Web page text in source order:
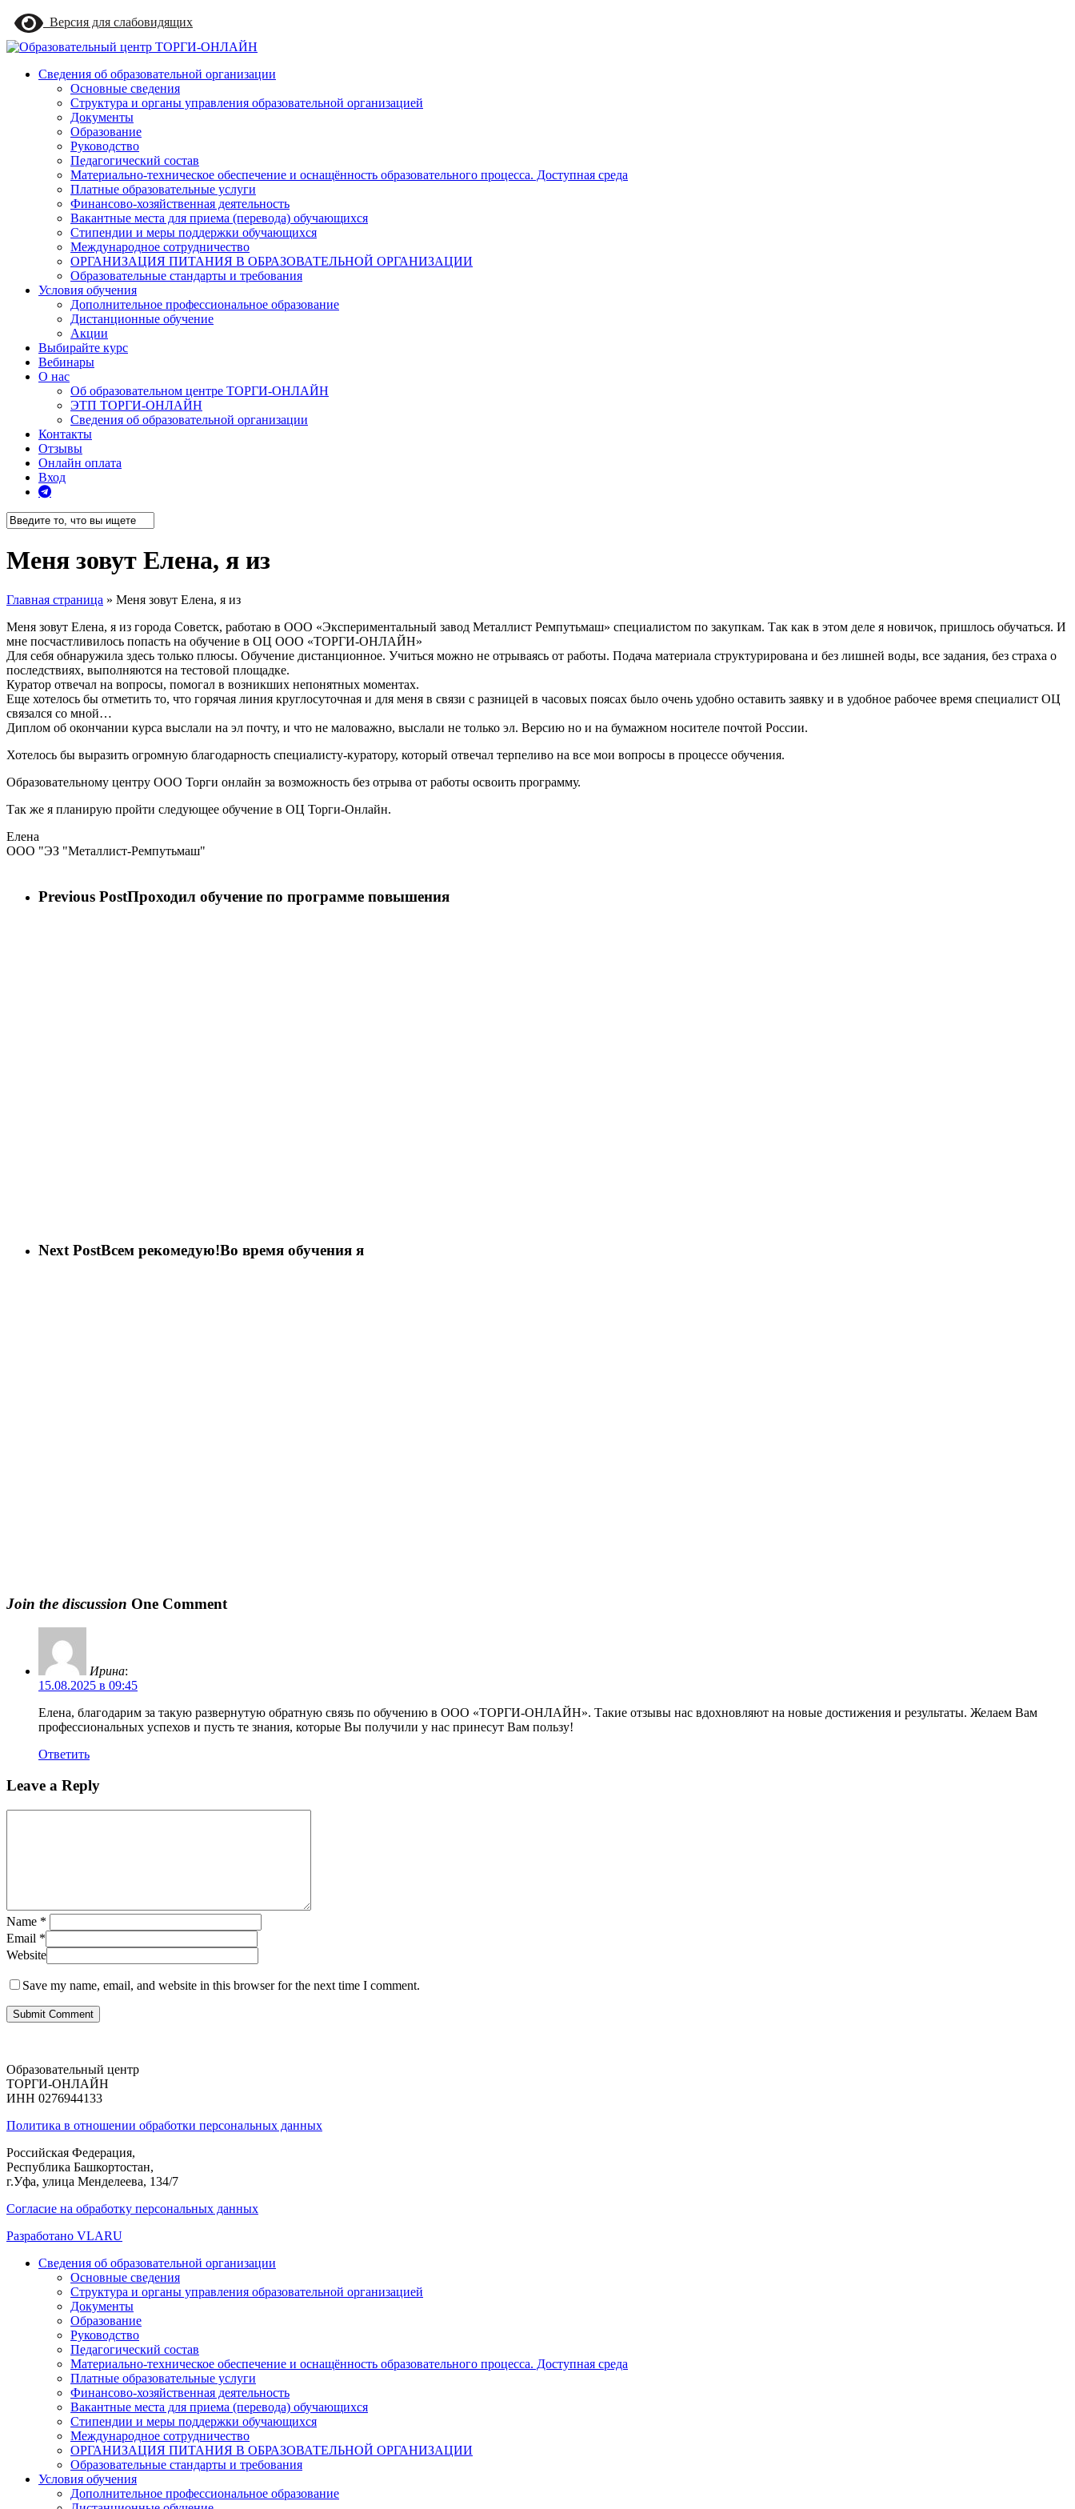
Версия для слабовидящих
main
content
Menu
Сведения об образовательной организации
Основные сведения
Структура и органы управления образовательной организацией
Документы
Образование
Руководство
Педагогический состав
Материально-техническое обеспечение и оснащённость образовательного процесса. Доступная среда
Платные образовательные услуги
Финансово-хозяйственная деятельность
Вакантные места для приема (перевода) обучающихся
Стипендии и меры поддержки обучающихся
Международное сотрудничество
ОРГАНИЗАЦИЯ ПИТАНИЯ В ОБРАЗОВАТЕЛЬНОЙ ОРГАНИЗАЦИИ
Образовательные стандарты и требования
Условия обучения
Дополнительное профессиональное образование
Дистанционные обучение
Акции
Выбирайте курс
Вебинары
О нас
Об образовательном центре ТОРГИ-ОНЛАЙН
ЭТП ТОРГИ-ОНЛАЙН
Сведения об образовательной организации
Контакты
Отзывы
Онлайн оплата
Вход
telegram
Search
Меня зовут Елена, я из
Главная страница » Меня зовут Елена, я из
Меня зовут Елена, я из города Советск, работаю в ООО «Экспериментальный завод Металлист Ремпутьмаш» специалистом по закупкам. Так как в этом деле я новичок, пришлось обучаться. И
мне посчастливилось попасть на обучение в ОЦ ООО «ТОРГИ-ОНЛАЙН»
Для себя обнаружила здесь только плюсы. Обучение дистанционное. Учиться можно не отрываясь от работы. Подача материала структурирована и без лишней воды, все задания, без страха о
последствиях, выполняются на тестовой площадке.
Куратор отвечал на вопросы, помогал в возникших непонятных моментах.
Еще хотелось бы отметить то, что горячая линия круглосуточная и для меня в связи с разницей в часовых поясах было очень удобно оставить заявку и в удобное рабочее время специалист ОЦ
связался со мной…
Диплом об окончании курса выслали на эл почту, и что не маловажно, выслали не только эл. Версию но и на бумажном носителе почтой России.
Хотелось бы выразить огромную благодарность специалисту-куратору, который отвечал терпеливо на все мои вопросы в процессе обучения.
Образовательному центру ООО Торги онлайн за возможность без отрыва от работы освоить программу.
Так же я планирую пройти следующее обучение в ОЦ Торги-Онлайн.
Елена
ООО "ЭЗ "Металлист-Ремпутьмаш"
Previous PostПроходил обучение по программе повышения
Next PostВсем рекомедую!Во время обучения я
Join the discussion One Comment
Ирина:
15.08.2025 в 09:45
Елена, благодарим за такую развернутую обратную связь по обучению в ООО «ТОРГИ-ОНЛАЙН». Такие отзывы нас вдохновляют на новые достижения и результаты. Желаем Вам
профессиональных успехов и пусть те знания, которые Вы получили у нас принесут Вам пользу!
Ответить
Leave a Reply
Name *
Email *
Website
Save my name, email, and website in this browser for the next time I comment.
Образовательный центр
ТОРГИ-ОНЛАЙН
ИНН 0276944133
Политика в отношении обработки персональных данных
Российская Федерация,
Республика Башкортостан,
г.Уфа, улица Менделеева, 134/7
Согласие на обработку персональных данных
Разработано VLARU
Close
Сведения об образовательной организации
Основные сведения
Структура и органы управления образовательной организацией
Документы
Образование
Руководство
Педагогический состав
Материально-техническое обеспечение и оснащённость образовательного процесса. Доступная среда
Платные образовательные услуги
Финансово-хозяйственная деятельность
Вакантные места для приема (перевода) обучающихся
Стипендии и меры поддержки обучающихся
Международное сотрудничество
ОРГАНИЗАЦИЯ ПИТАНИЯ В ОБРАЗОВАТЕЛЬНОЙ ОРГАНИЗАЦИИ
Образовательные стандарты и требования
Условия обучения
Дополнительное профессиональное образование